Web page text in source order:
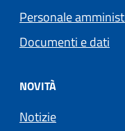
Personale
Documenti e dati
NOVITÀ
Notizie